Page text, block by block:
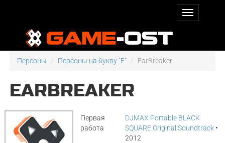
Персоны Персоны на букву "E" EarBreaker
EARBREAKER
Первая
работа
DJMAX Portable BLACK
SQUARE Original Soundtrack •
2012